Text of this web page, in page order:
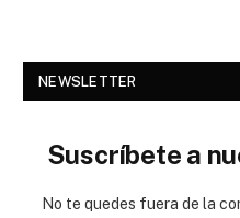
NEWSLETTER
Suscríbete a
No te quedes fuera de la